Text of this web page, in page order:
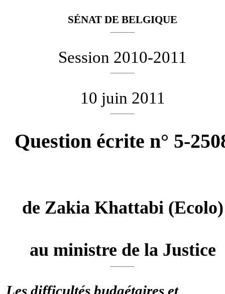
SÉNAT DE BELGIQUE
Session 2010-2011
10 juin 2011
Question écrite n° 5-
de Zakia Khattabi(Ecolo)
au ministre de la Justice
Les difficultés budgétaires et